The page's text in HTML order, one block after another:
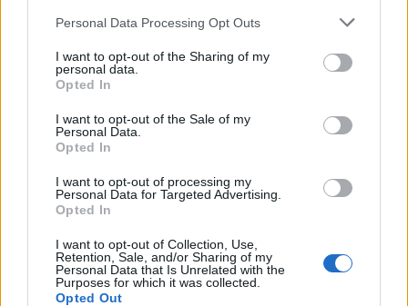
Personal Data Processing Opt Outs
I want to opt-out of the Sharing of my
personal data.
Opted In
I want to opt-out of the Sale of my
Personal Data.
Opted In
I want to opt-out of processing my
Personal Data for Targeted Advertising.
Opted In
I want to opt-out of Collection, Use,
Retention, Sale, and/or Sharing of my
Personal Data that Is Unrelated with the
Purposes for which it was collected.
Opted Out
Oktatás és nevelés területén dolgozom, de minden
szabadidőmben írok. Szeretek belesni a hétköznapok függönye
mögött. Néha meséket is írok, de gyakrabban novellákat,
cikkeket és apró vicces történeteket.
KAPCSOLÓDÓ CIKKEK TÖBB A SZERZŐTŐL